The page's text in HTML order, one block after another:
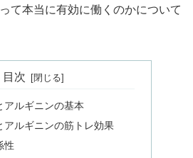
て本当に有効に働くのかについて
目次
アルギニンの基本
アルギニンの筋トレ効果
性